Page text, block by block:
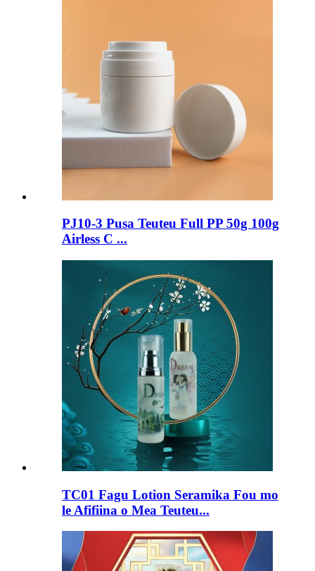
PJ10-3 Pusa Teuteu Full PP 50g 100g
Airless C ...
TC01 Fagu Lotion Seramika Fou mo
le Afifiina o Mea Teuteu...